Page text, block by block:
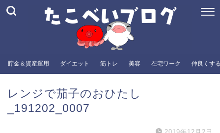
貯金＆資産運用 ダイエット 筋トレ 美容 在宅ワーク 仲良くす
レンジで茄子のおひたし
_191202_0007